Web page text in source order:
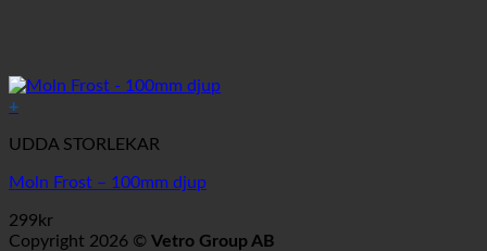
+
UDDA STORLEKAR
Moln Frost – 100mm djup
299kr
Copyright 2026 © Vetro Group AB